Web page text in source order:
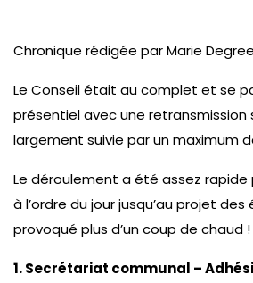
Chronique rédigée par Marie
Le Conseil était au complet et se
présentiel avec une retransmission
largement suivie par un maximum
Le déroulement a été assez rapide
à l’ordre du jour jusqu’au projet des
provoqué plus d’un coup de chaud !
1. Secrétariat communal –